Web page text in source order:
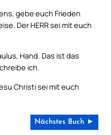
gebe euch Frieden
Der HERR sei mit euch
Hand. Das ist das
ich.
Christi sei mit euch
Nächstes Buch ►